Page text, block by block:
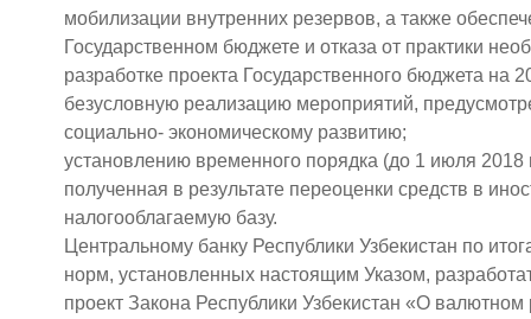
мобилизации внутренних резервов, а также
Государственном бюджете и отказа от практики
разработке проекта Государственного бюджета
безусловную реализацию мероприятий,
социально- экономическому развитию;
установлению временного порядка (до 1 июля 2018
полученная в результате переоценки средств в
налогооблагаемую базу.
Центральному банку Республики Узбекистан по
норм, установленных настоящим Указом,
проект Закона Республики Узбекистан «О